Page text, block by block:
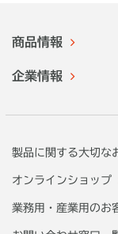
商品情報
企業情報
製品に関する大切な
オンラインショップ
業務用・産業用のお